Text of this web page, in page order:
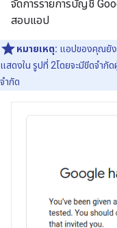
จัดการรายการบัญชี
สอบแอป
หมายเหตุ: แอปของคุณยัง
แสดงใน รูปที่ 2โดยจะมีขีดจำกัด
จำกัด